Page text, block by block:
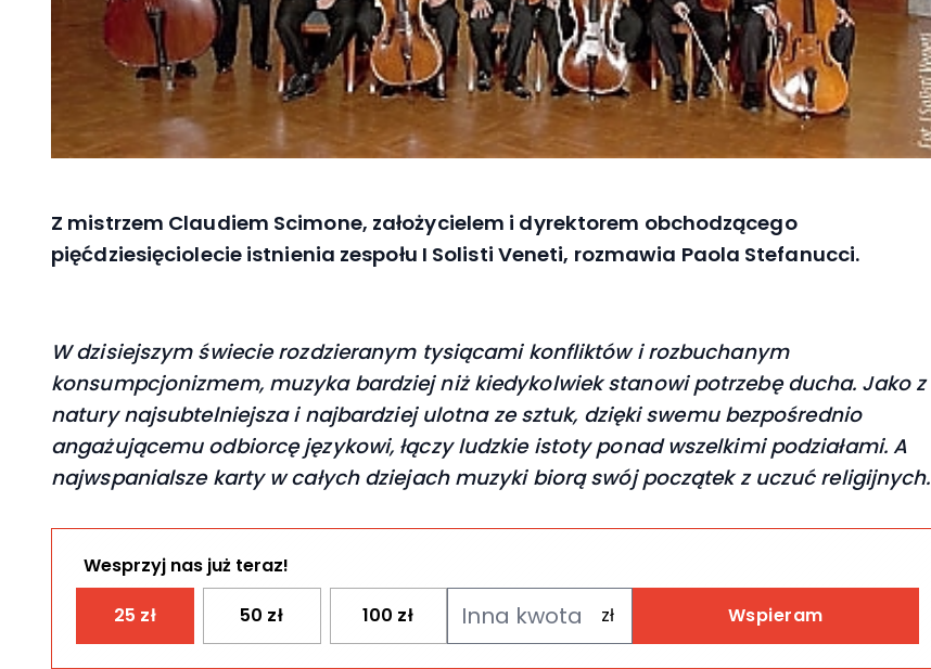
Z mistrzem Claudiem Scimone, założycielem i dyrektorem obchodzącego
pięćdziesięciolecie istnienia zespołu I Solisti Veneti, rozmawia Paola Stefanucci.
W dzisiejszym świecie rozdzieranym tysiącami konfliktów i rozbuchanym
konsumpcjonizmem, muzyka bardziej niż kiedykolwiek stanowi potrzebę ducha. Jako z
natury najsubtelniejsza i najbardziej ulotna ze sztuk, dzięki swemu bezpośrednio
angażującemu odbiorcę językowi, łączy ludzkie istoty ponad wszelkimi podziałami. A
najwspanialsze karty w całych dziejach muzyki biorą swój początek z uczuć religijnych.
Wesprzyj nas już teraz!
25 zł 50 zł 100 zł Wspieram